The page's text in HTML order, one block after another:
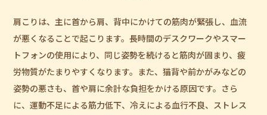
肩こりは、主に首から肩、背中にかけての筋肉が緊張し、血流
が悪くなることで起こります。長時間のデスクワークやスマー
トフォンの使用により、同じ姿勢を続けると筋肉が固まり、疲
労物質がたまりやすくなります。また、猫背や前かがみなどの
姿勢の悪さも、首や肩に余計な負担をかける原因です。さら
に、運動不足による筋力低下、冷えによる血行不良、ストレス